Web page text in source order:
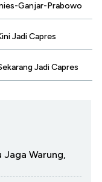
Ganjar-Prabowo
Jadi Capres
Jadi Capres
Jaga Warung,